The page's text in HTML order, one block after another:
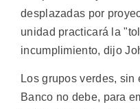
desplazadas por
unidad practicará la
incumplimiento, dijo
Los grupos verdes, sin
Banco no debe, para